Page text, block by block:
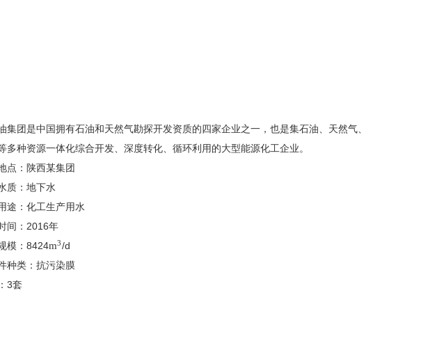
集团是中国拥有石油和天然气勘探开发资质的四家企业之一，也是集石油、天然气、
多种资源一体化综合开发、深度转化、循环利用的大型能源化工企业。
点：陕西某集团
质：地下水
途：化工生产用水
间：2016年
模：8424m3/d
种类：抗污染膜
3套